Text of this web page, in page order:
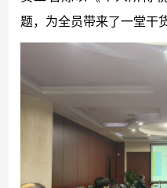
题，为全员带来了一堂干